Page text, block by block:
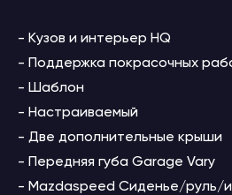
- Кузов и интерьер HQ
- Поддержка покрасочных
- Шаблон
- Настраиваемый
- Две дополнительные крыши
- Передняя губа Garage Vary
- Mazdaspeed Сиденье/руль/и